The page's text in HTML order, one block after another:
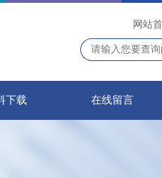
网站
下载 在线留言